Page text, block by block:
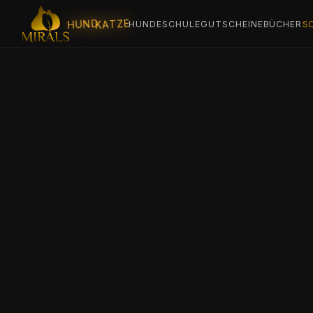
HUNDKATZEHUNDESCHULEGUTSCHEINEBÜCHER